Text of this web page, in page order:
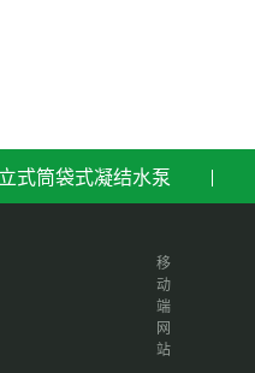
立式筒袋式凝结水泵
移
动
端
网
站